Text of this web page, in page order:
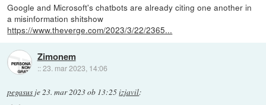
Google and Microsoft's chatbots are already citing one another in
a misinformation shitshow
https://www.theverge.com/2023/3/22/2365...
Zimonem
::23. mar 2023, 14:06
pegasus je23. mar 2023 ob 13:25izjavil: